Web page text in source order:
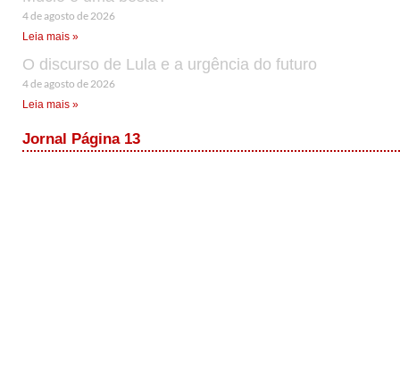
4 de agosto de 2026
Leia mais »
O discurso de Lula e a urgência do futuro
4 de agosto de 2026
Leia mais »
Jornal Página 13